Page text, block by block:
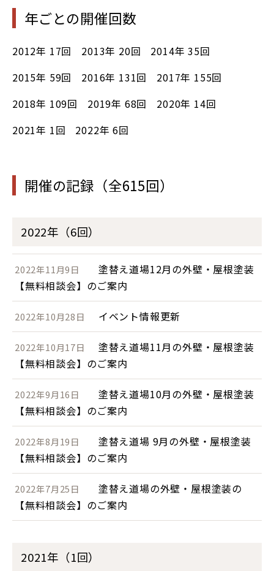
年ごとの開催回数
2012年 17回 2013年 20回 2014年35回
2015年 59回 2016年 131回 2017年 155回
2018年 109回 2019年 68回 2020年 14回
2021年 1回 2022年6回
開催の記録（全615回）
2022年（6回）
2022年11月9日
塗替え道場12月の外壁・屋根塗装
【無料相談会】のご案内
2022年10月28日 イベント情報更新
2022年10月17日
塗替え道場11月の外壁・屋根塗装
【無料相談会】のご案内
2022年9月16日
塗替え道場10月の外壁・屋根塗装
【無料相談会】のご案内
2022年8月19日
塗替え道場 9月の外壁・屋根塗装
【無料相談会】のご案内
2022年7月25日
塗替え道場の外壁・屋根塗装の
【無料相談会】のご案内
2021年（1回）